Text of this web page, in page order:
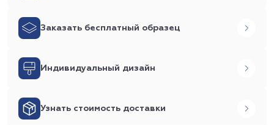
Заказать бесплатный образец
Индивидуальный дизайн
Узнать стоимость доставки